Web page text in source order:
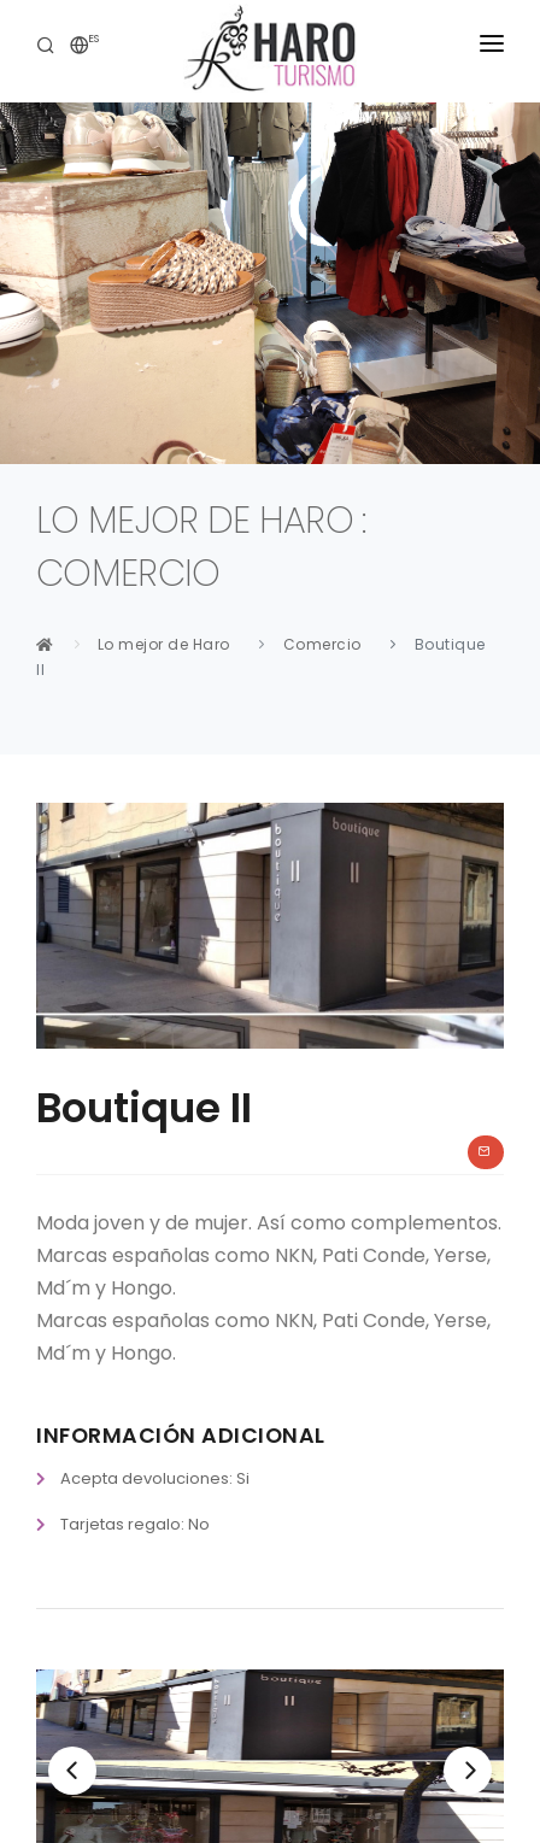
ES
DESCUBRE HARO
SERVICIOS
PATRIMONIO
ENOTURISMO
GASTRONOMÍA
EXPERIENCIAS
LO MEJOR DE HARO :
COMERCIO
Lo mejor de Haro Comercio
Boutique
II
Boutique II
Moda joven y de mujer. Así como complementos.
Marcas españolas como NKN, Pati Conde, Yerse,
Md´m y Hongo.
Marcas españolas como NKN, Pati Conde, Yerse,
Md´m y Hongo.
INFORMACIÓN ADICIONAL
Acepta devoluciones: Si
Tarjetas regalo: No